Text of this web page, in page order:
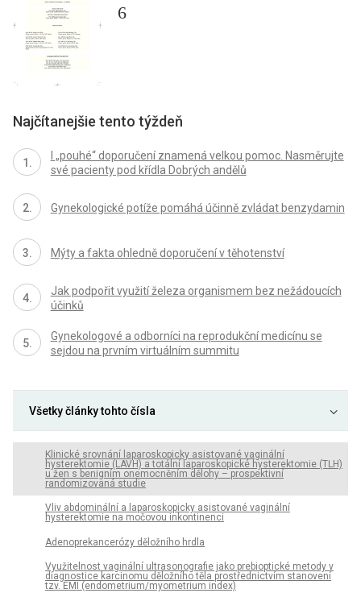
6
Najčítanejšie tento týždeň
I „pouhé“ doporučení znamená velkou pomoc. Nasměrujte
své pacienty pod křídla Dobrých andělů
Gynekologické potíže pomáhá účinně zvládat benzydamin
Mýty a fakta ohledně doporučení v těhotenství
Jak podpořit využití železa organismem bez nežádoucích
účinků
Gynekologové a odborníci na reprodukční medicínu se
sejdou na prvním virtuálním summitu
Všetky články tohto čísla
Klinické srovnání laparoskopicky asistované vaginální
hysterektomie (LAVH) a totální laparoskopické hysterektomie (TLH)
u žen s benigním onemocněním dělohy – prospektivní
randomizovaná studie
Vliv abdominální a laparoskopicky asistované vaginální
hysterektomie na močovou inkontinenci
Adenoprekancerózy děložního hrdla
Využitelnost vaginální ultrasonografie jako prebioptické metody v
diagnostice karcinomu děložního těla prostřednictvím stanovení
tzv. EMI (endometrium/myometrium index)